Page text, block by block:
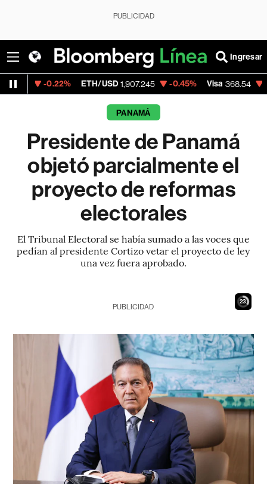
PUBLICIDAD
Ingresar
ETH/USD 1,907.245 -0.45% Visa 368.54 -0.28%
PANAMÁ
Presidente de Panamá
objetó parcialmente el
proyecto de reformas
electorales
El Tribunal Electoral se había sumado a las voces que
pedían al presidente Cortizo vetar el proyecto de ley
una vez fuera aprobado.
22
PUBLICIDAD